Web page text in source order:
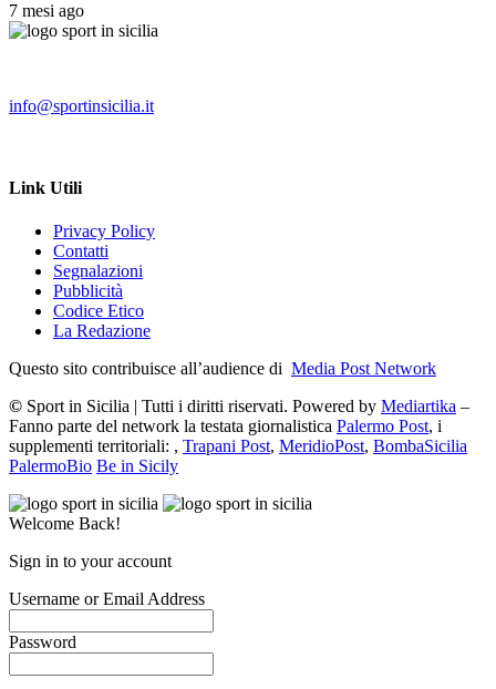
7 mesi ago
info@sportinsicilia.it
Link Utili
Privacy Policy
Contatti
Segnalazioni
Pubblicità
Codice Etico
La Redazione
Questo sito contribuisce all’audience di Media Post Network
© Sport in Sicilia | Tutti i diritti riservati. Powered by Mediartika –
Fanno parte del network la testata giornalistica Palermo Post, i
supplementi territoriali: , Trapani Post, MeridioPost, BombaSicilia
PalermoBio Be in Sicily
Welcome Back!
Sign in to your account
Username or Email Address
Password